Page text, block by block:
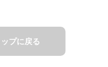
ップに戻る